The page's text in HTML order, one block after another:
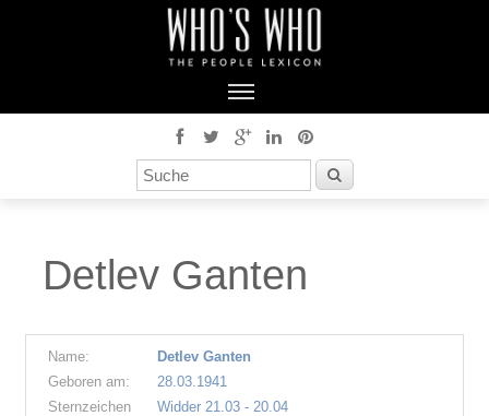
Detlev Ganten
Name:
Detlev Ganten
Geboren am:
28.03.1941
Sternzeichen
Widder 21.03 - 20.04